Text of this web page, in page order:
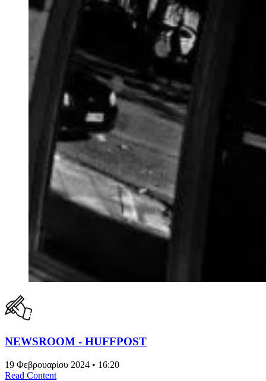
NEWSROOM - HUFFPOST
19 Φεβρουαρίου 2024 • 16:20
Read Content